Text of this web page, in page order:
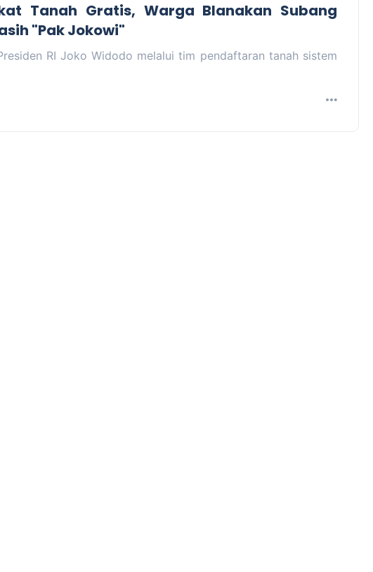
Tanah Gratis, Warga Blanakan Subang
"Pak Jokowi"
RI Joko Widodo melalui tim pendaftaran tanah sistem